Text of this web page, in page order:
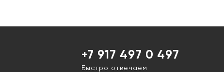
+7 917 497 0 497
Быстро отвечаем